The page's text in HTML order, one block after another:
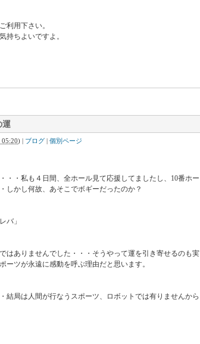
利用下さい。
持ちよいですよ。
運
05:20) | ブログ | 個別ページ
・・私も４日間、全ホール見て応援してましたし、10番ホー
しかし何故、あそこでボギーだったのか？
バ」
はありませんでした・・・そうやって運を引き寄せるのも実
ーツが永遠に感動を呼ぶ理由だと思います。
結局は人間が行なうスポーツ、ロボットでは有りませんから